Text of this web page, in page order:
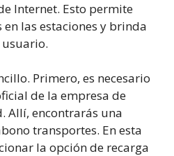
Internet. Esto permite
las estaciones y brinda
Primero, es necesario
de la empresa de
Allí, encontrarás una
transportes. En esta
la opción de recarga